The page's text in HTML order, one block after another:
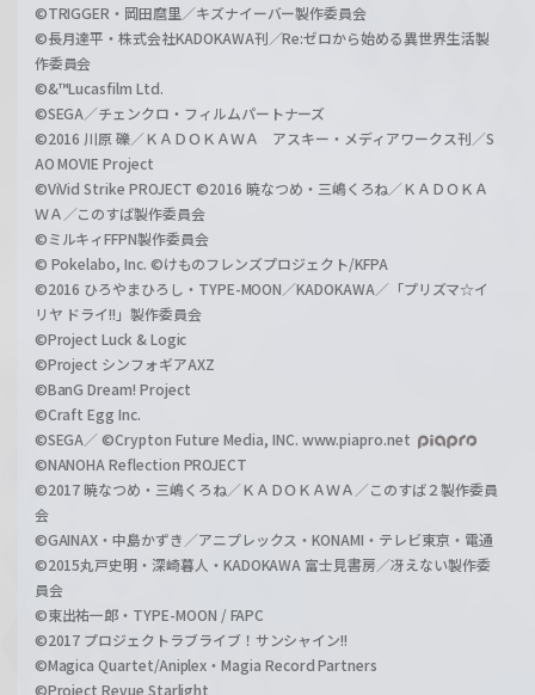
©TRIGGER・岡田麿里／キズナイーバー製作委員会
©長月達平・株式会社KADOKAWA刊／Re:ゼロから始める異世界生活製
作委員会
©&™Lucasfilm Ltd.
©SEGA／チェンクロ・フィルムパートナーズ
©2016 川原 礫／ＫＡＤＯＫＡＷＡ アスキー・メディアワークス刊／S
AO MOVIE Project
©ViVid Strike PROJECT ©2016 暁なつめ・三嶋くろね／ＫＡＤＯＫＡ
ＷＡ／このすば製作委員会
©ミルキィFFPN製作委員会
© Pokelabo, Inc. ©けものフレンズプロジェクト/KFPA
©2016 ひろやまひろし・TYPE-MOON／KADOKAWA／「プリズマ☆イ
リヤ ドライ!!」製作委員会
©Project Luck & Logic
©Project シンフォギアAXZ
©BanG Dream! Project
©Craft Egg Inc.
©SEGA／ ©Crypton Future Media, INC. www.piapro.net
©NANOHA Reflection PROJECT
©2017 暁なつめ・三嶋くろね／ＫＡＤＯＫＡＷＡ／このすば２製作委員
会
©GAINAX・中島かずき／アニプレックス・KONAMI・テレビ東京・電通
©2015丸戸史明・深崎暮人・KADOKAWA 富士見書房／冴えない製作委
員会
©東出祐一郎・TYPE-MOON / FAPC
©2017 プロジェクトラブライブ！サンシャイン!!
©Magica Quartet/Aniplex・Magia Record Partners
©Project Revue Starlight